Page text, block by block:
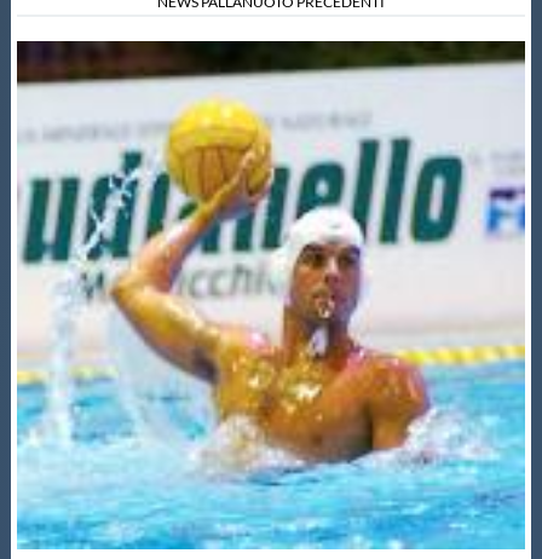
Fondo
Salvamento
Master
Formazione
GUG
Scuole Nuoto
Propaganda